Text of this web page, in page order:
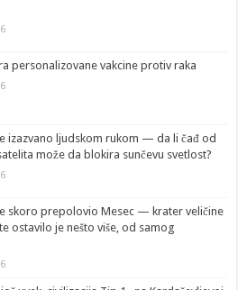
personalizovane vakcine protiv raka
izazvano ljudskom rukom — da li čađ od
može da blokira sunčevu svetlost?
skoro prepolovio Mesec — krater veličine
ostavilo je nešto više, od samog